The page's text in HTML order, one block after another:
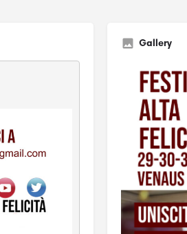
Gallery